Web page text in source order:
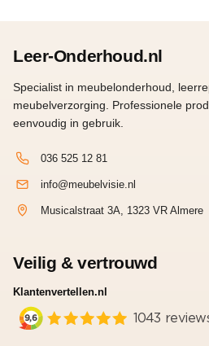
Leer-Onderhoud.nl
Specialist in meubelonderhoud,
meubelverzorging. Professionele
eenvoudig in gebruik.
036 525 12 81
info@meubelvisie.nl
Musicalstraat 3A, 1323 VR Almere
Veilig & vertrouwd
Klantenvertellen.nl